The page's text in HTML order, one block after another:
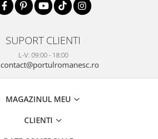
SUPORT CLIENTI
L-V: 09:00 - 18:00
contact@portulromanesc.ro
MAGAZINUL MEU
CLIENTI